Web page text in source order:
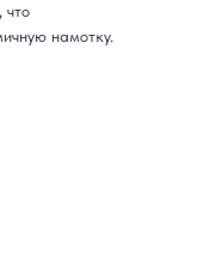
что
намотку.